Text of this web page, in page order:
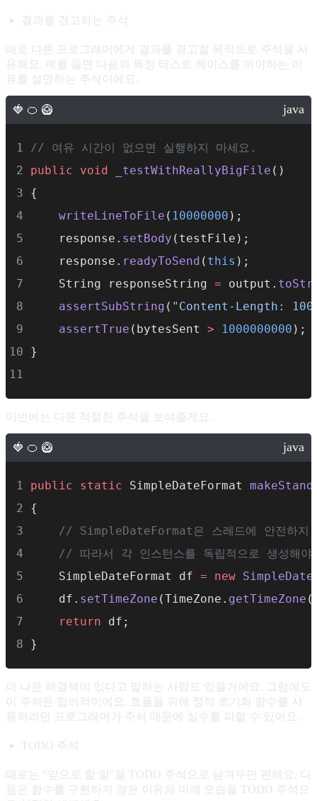
결과를 경고하는 주석
때로 다른 프로그래머에게 결과를 경고할 목적으로 주석을 사
용해요. 예를 들면 다음의 특정 테스트 케이스를 꺼야하는 이
유를 설명하는 주석이에요.
// 여유 시간이 없으면 실행하지 마세요.
public
void _testWithReallyBigFile ()
{
writeLineToFile ( 10000000 );
    response.
setBody (testFile);
    response.
readyToSend ( this );
    String responseString
= output.
assertSubString ( "Content-Length:
assertTrue (bytesSent > 1000000000 );
}
이번에는 다른 적절한 주석을 보여줄게요.
public static SimpleDateFormat
{
// SimpleDateFormat은 스레드에 안전하지
// 따라서 각 인스턴스를 독립적으로 생성해
    SimpleDateFormat df
= new
    df.
setTimeZone (TimeZone. getTimeZone (
return df;
}
더 나은 해결책이 있다고 말하는 사람도 있을거에요. 그럼에도
이 주석은 합리적이에요. 효율을 위해 정적 초기화 함수를 사
용하려던 프로그래머가 주석 때문에 실수를 피할 수 있어요.
TODO 주석
때로는 "앞으로 할 일"을 TODO 주석으로 남겨두면 편해요. 다
음은 함수를 구현하지 않은 이유와 미래 모습을 TODO 주석으